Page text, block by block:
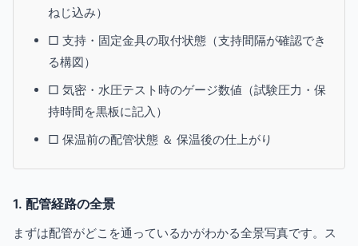
ねじ込み）
□ 支持・固定金具の取付状態（支持間隔が確認でき
る構図）
□ 気密・水圧テスト時のゲージ数値（試験圧力・保
持時間を黒板に記入）
□ 保温前の配管状態 ＆ 保温後の仕上がり
1. 配管経路の全景
まずは配管がどこを通っているかがわかる全景写真です。ス